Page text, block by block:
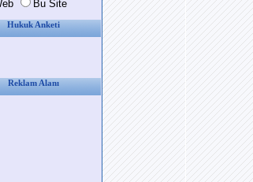
Hukuk Anketi
Reklam Alanı